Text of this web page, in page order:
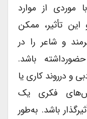
از موارد
تأثیر، ممکن
و شاعر را در
باشد.
درروند کاری یا
فکری یک
باشد. به‌طور